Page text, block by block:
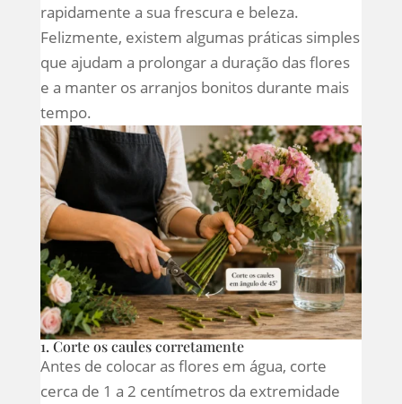
rapidamente a sua frescura e beleza.
Felizmente, existem algumas práticas simples
que ajudam a prolongar a duração das flores
e a manter os arranjos bonitos durante mais
tempo.
1. Corte os caules corretamente
Antes de colocar as flores em água, corte
cerca de 1 a 2 centímetros da extremidade